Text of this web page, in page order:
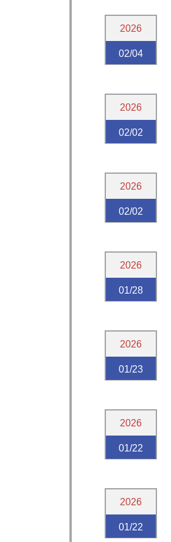
2026
02/04
2026
02/02
2026
02/02
2026
01/28
2026
01/23
2026
01/22
2026
01/22